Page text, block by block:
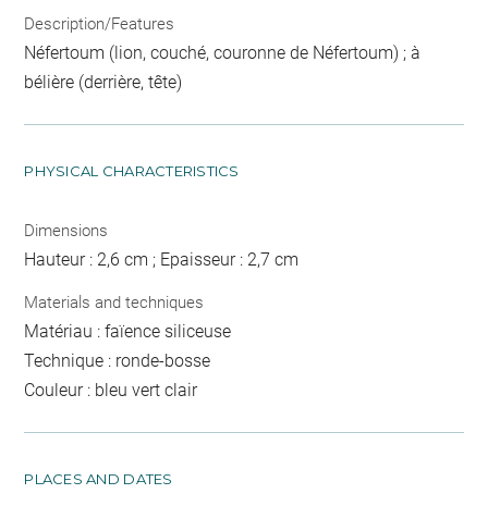
Description/Features
Néfertoum (lion, couché, couronne de Néfertoum) ; à
bélière (derrière, tête)
PHYSICAL CHARACTERISTICS
Dimensions
Hauteur : 2,6 cm ; Epaisseur : 2,7 cm
Materials and techniques
Matériau : faïence siliceuse
Technique : ronde-bosse
Couleur : bleu vert clair
PLACES AND DATES